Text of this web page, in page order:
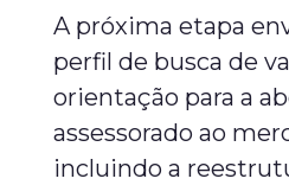
A próxima etapa
perfil de busca de
orientação para a
assessorado ao
incluindo a